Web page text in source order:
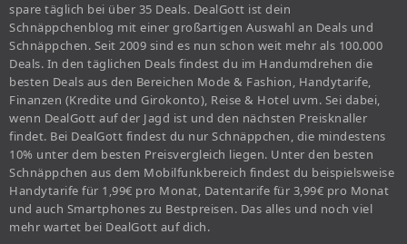
spare täglich bei über 35 Deals. DealGott ist dein
Schnäppchenblog mit einer großartigen Auswahl an Deals und
Schnäppchen. Seit 2009 sind es nun schon weit mehr als 100.000
Deals. In den täglichen Deals findest du im Handumdrehen die
besten Deals aus den Bereichen Mode & Fashion, Handytarife,
Finanzen (Kredite und Girokonto), Reise & Hotel uvm. Sei dabei,
wenn DealGott auf der Jagd ist und den nächsten Preisknaller
findet. Bei DealGott findest du nur Schnäppchen, die mindestens
10% unter dem besten Preisvergleich liegen. Unter den besten
Schnäppchen aus dem Mobilfunkbereich findest du beispielsweise
Handytarife für 1,99€ pro Monat, Datentarife für 3,99€ pro Monat
und auch Smartphones zu Bestpreisen. Das alles und noch viel
mehr wartet bei DealGott auf dich.